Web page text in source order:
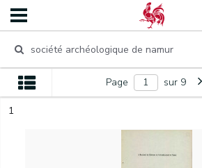
Page sur 9
1